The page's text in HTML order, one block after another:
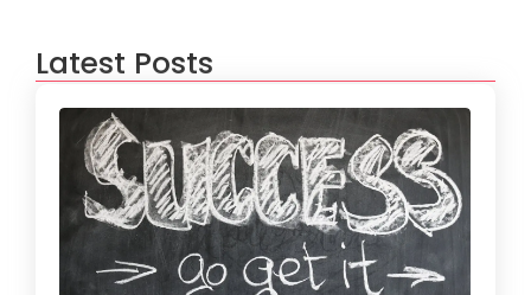
Latest Posts